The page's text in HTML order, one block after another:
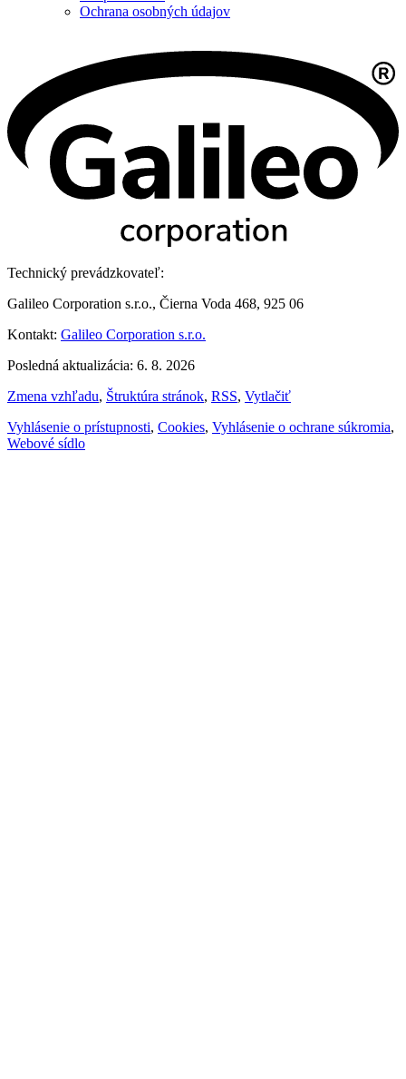
Ochrana osobných údajov
Technický prevádzkovateľ:
Galileo Corporation s.r.o., Čierna Voda 468, 925 06
Kontakt: Galileo Corporation s.r.o.
Posledná aktualizácia: 6. 8. 2026
Zmena vzhľadu, Štruktúra stránok, RSS, Vytlačiť
Vyhlásenie o prístupnosti, Cookies, Vyhlásenie o ochrane súkromia,
Webové sídlo